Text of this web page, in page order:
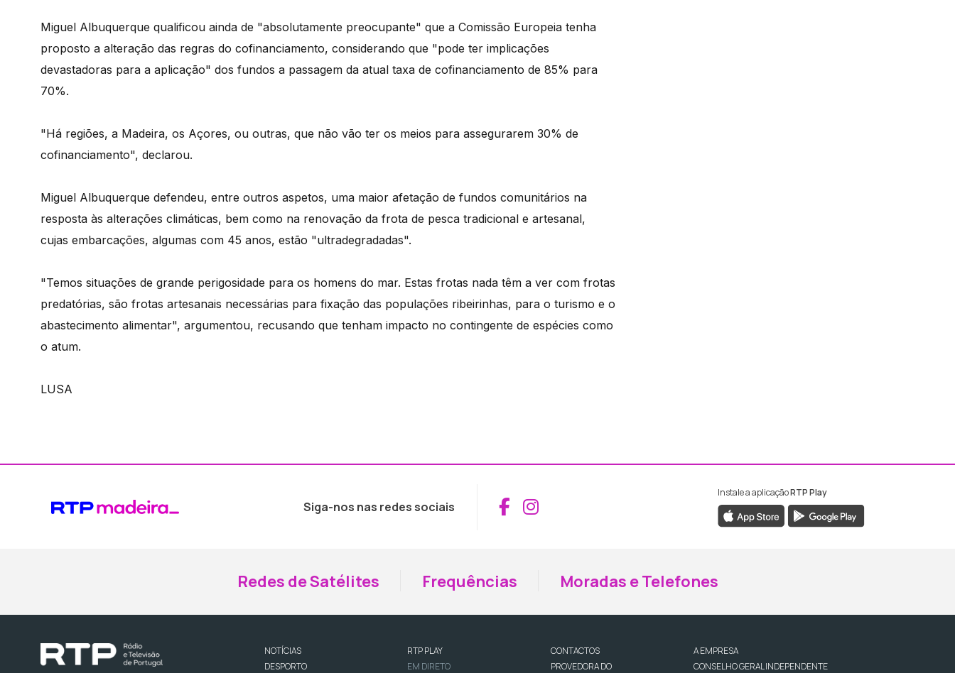
Miguel Albuquerque qualificou ainda de "absolutamente preocupante" que a Comissão Europeia tenha
proposto a alteração das regras do cofinanciamento, considerando que "pode ter implicações
devastadoras para a aplicação" dos fundos a passagem da atual taxa de cofinanciamento de 85% para
70%.
"Há regiões, a Madeira, os Açores, ou outras, que não vão ter os meios para assegurarem 30% de
cofinanciamento", declarou.
Miguel Albuquerque defendeu, entre outros aspetos, uma maior afetação de fundos comunitários na
resposta às alterações climáticas, bem como na renovação da frota de pesca tradicional e artesanal,
cujas embarcações, algumas com 45 anos, estão "ultradegradadas".
"Temos situações de grande perigosidade para os homens do mar. Estas frotas nada têm a ver com frotas
predatórias, são frotas artesanais necessárias para fixação das populações ribeirinhas, para o turismo e o
abastecimento alimentar", argumentou, recusando que tenham impacto no contingente de espécies como
o atum.
LUSA
Siga-nos nas redes sociais Aceder ao Facebook da RTP Madeira
Aceder ao Instagram da RTP Madeira
Instale a aplicaçãoRTP Play
Redes de Satélites Frequências Moradas e Telefones
NOTÍCIAS
DESPORTO
RTP PLAY
EM DIRETO
CONTACTOS
PROVEDORA DO
A EMPRESA
CONSELHO GERAL INDEPENDENTE